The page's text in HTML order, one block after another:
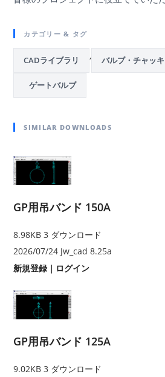
カテゴリー & タグ
CADライブラリ , バルブ・チャッ
ゲートバルブ
SIMILAR DOWNLOADS
GP用吊バンド 150A
8.98KB3 ダウンロード
2026/07/24 Jw_cad 8.25a
新規登録 ｜ ログイン
GP用吊バンド 125A
9.02KB3 ダウンロード